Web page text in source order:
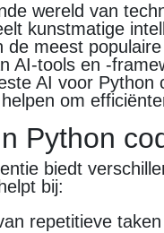
wereld van
kunstmatige
de meest
AI-tools en -
AI voor
om
Python
biedt
bij:
repetitieve taken